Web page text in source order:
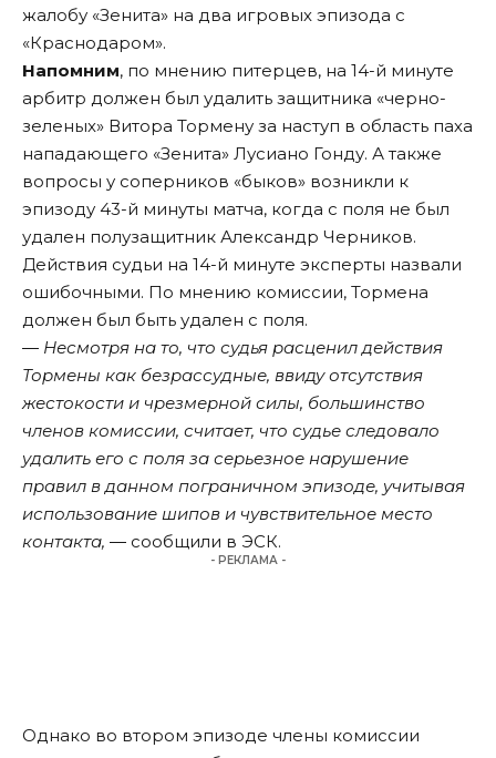
жалобу «Зенита» на два игровых эпизода с
«Краснодаром».
Напомним, по мнению питерцев, на 14-й минуте
арбитр должен был удалить защитника «черно-
зеленых» Витора Тормену за наступ в область паха
нападающего «Зенита» Лусиано Гонду. А также
вопросы у соперников «быков» возникли к
эпизоду 43-й минуты матча, когда с поля не был
удален полузащитник Александр Черников.
Действия судьи на 14-й минуте эксперты назвали
ошибочными. По мнению комиссии, Тормена
должен был быть удален с поля.
― Несмотря на то, что судья расценил действия
Тормены как безрассудные, ввиду отсутствия
жестокости и чрезмерной силы, большинство
членов комиссии, считает, что судье следовало
удалить его с поля за серьезное нарушение
правил в данном пограничном эпизоде, учитывая
использование шипов и чувствительное место
контакта, ― сообщили в ЭСК.
- РЕКЛАМА -
Однако во втором эпизоде члены комиссии